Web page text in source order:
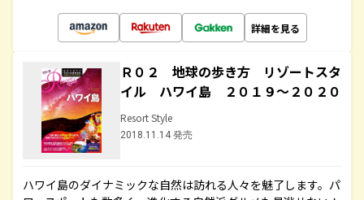
詳細を見る
Ｒ０２ 地球の歩き方 リゾートスタ
イル ハワイ島 ２０１９～２０２０
Resort Style
2018.11.14 発売
ハワイ島のダイナミックな自然は訪れる人々を魅了します。パ